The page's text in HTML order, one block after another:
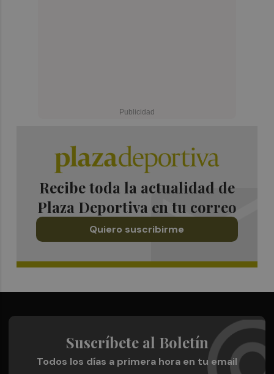
Recibe toda la actualidad de
Plaza Deportiva en tu correo
Quiero suscribirme
Suscríbete al Boletín
Todos los días a primera hora en tu email